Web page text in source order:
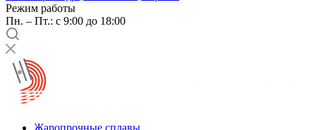
Режим работы
Пн. – Пт.: с 9:00 до 18:00
Жаропрочные сплавы